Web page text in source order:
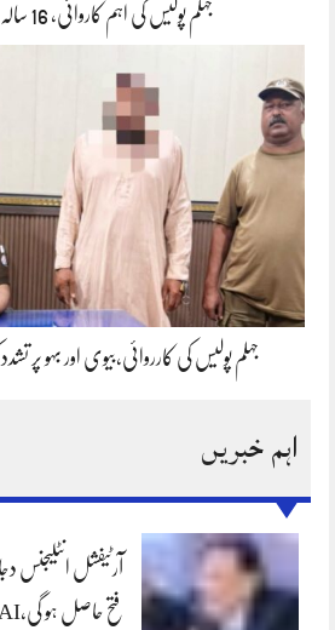
جہلم پولیس کی اہم کاروائی، 16 سالہ مغویہ بازیاب
جہلم پولیس کی کارروائی،بیوی اور بہو پر
اہم خبریں
آرٹیفشل انٹلیجنس